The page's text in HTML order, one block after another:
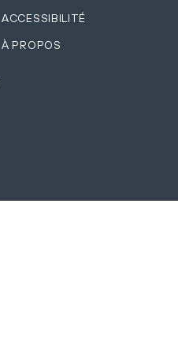
ACCESSIBILITÉ
À PROPOS